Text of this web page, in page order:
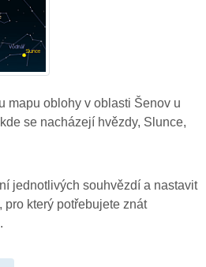
mapu oblohy v oblasti Šenov u
se nacházejí hvězdy, Slunce,
jednotlivých souhvězdí a nastavit
pro který potřebujete znát